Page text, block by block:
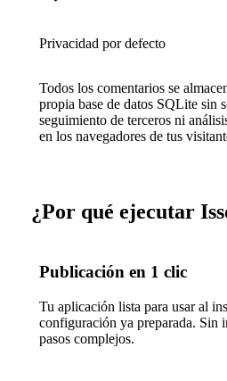
Privacidad por defecto
Todos los comentarios se
propia base de datos SQLite sin
seguimiento de terceros ni
en los navegadores de tus
¿Por qué ejecutar
Publicación en 1 clic
Tu aplicación lista para usar al
configuración ya preparada. Sin
pasos complejos.